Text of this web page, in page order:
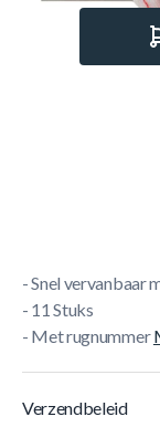
Wil jij de
- Snel vervanbaar
- 11 Stuks
- Met rugnummer
Verzendbeleid